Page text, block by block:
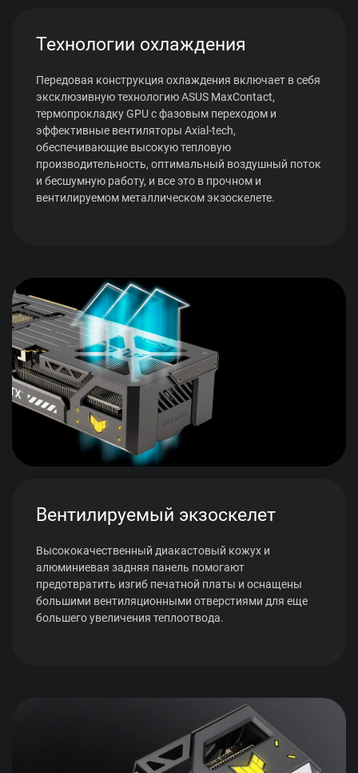
Технологии охлаждения
Передовая конструкция охлаждения включает в себя
эксклюзивную технологию ASUS MaxContact,
термопрокладку GPU с фазовым переходом и
эффективные вентиляторы Axial-tech,
обеспечивающие высокую тепловую
производительность, оптимальный воздушный поток
и бесшумную работу, и все это в прочном и
вентилируемом металлическом экзоскелете.
Вентилируемый экзоскелет
Высококачественный диакастовый кожух и
алюминиевая задняя панель помогают
предотвратить изгиб печатной платы и оснащены
большими вентиляционными отверстиями для еще
большего увеличения теплоотвода.